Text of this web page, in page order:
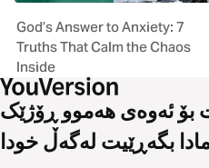
God’s Answer to Anxiety: 7
Truths That Calm the Chaos
Inside
بۆ ئەوەی هەموو ڕۆژێک